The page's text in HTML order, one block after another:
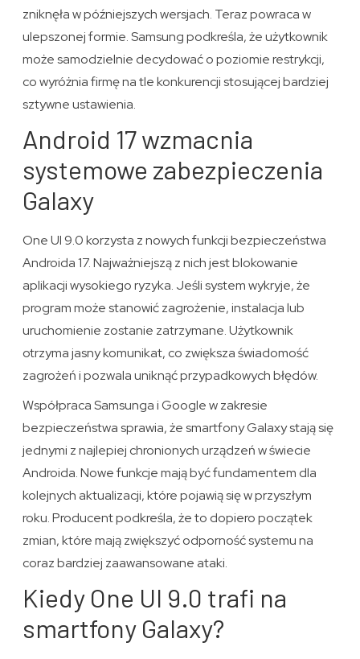
zniknęła w późniejszych wersjach. Teraz powraca w
ulepszonej formie. Samsung podkreśla, że użytkownik
może samodzielnie decydować o poziomie restrykcji,
co wyróżnia firmę na tle konkurencji stosującej bardziej
sztywne ustawienia.
Android 17 wzmacnia
systemowe zabezpieczenia
Galaxy
One UI 9.0 korzysta z nowych funkcji bezpieczeństwa
Androida 17. Najważniejszą z nich jest blokowanie
aplikacji wysokiego ryzyka. Jeśli system wykryje, że
program może stanowić zagrożenie, instalacja lub
uruchomienie zostanie zatrzymane. Użytkownik
otrzyma jasny komunikat, co zwiększa świadomość
zagrożeń i pozwala uniknąć przypadkowych błędów.
Współpraca Samsunga i Google w zakresie
bezpieczeństwa sprawia, że smartfony Galaxy stają się
jednymi z najlepiej chronionych urządzeń w świecie
Androida. Nowe funkcje mają być fundamentem dla
kolejnych aktualizacji, które pojawią się w przyszłym
roku. Producent podkreśla, że to dopiero początek
zmian, które mają zwiększyć odporność systemu na
coraz bardziej zaawansowane ataki.
Kiedy One UI 9.0 trafi na
smartfony Galaxy?